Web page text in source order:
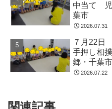
中当て 児
葉市
2026.07.31
７月22
手押し相
郷・千葉市
2026.07.22